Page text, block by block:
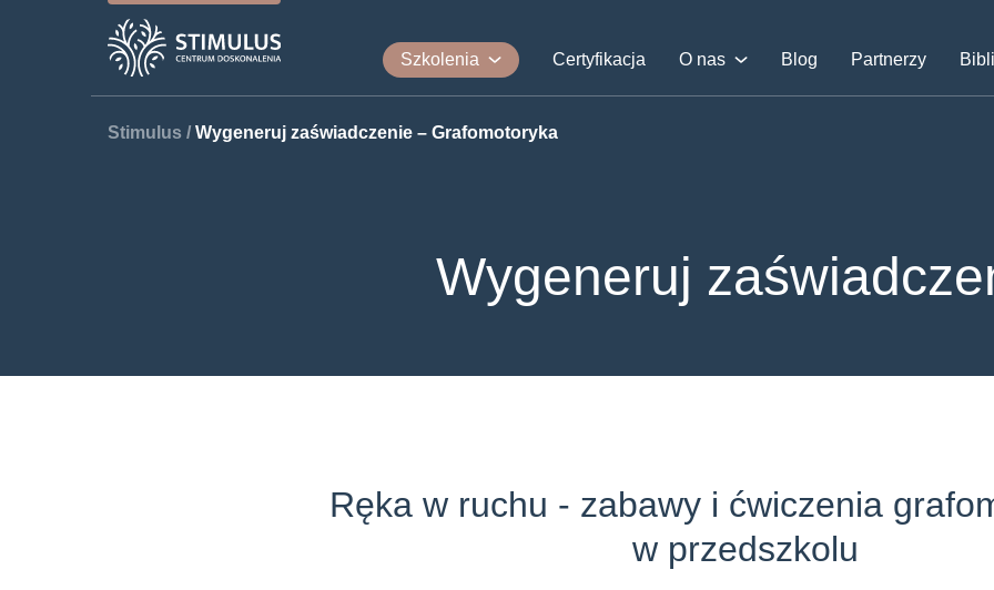
Szkolenia Certyfikacja O nas Blog Partnerzy
Stimulus / Wygeneruj zaświadczenie – Grafomotoryka
Wygeneruj
Ręka w ruchu - zabawy i ćwiczenia
w przedszkolu